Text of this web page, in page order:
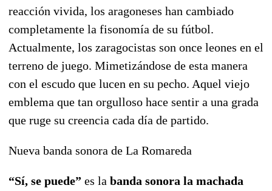
reacción vivida, los aragoneses han cambiado
completamente la fisonomía de su fútbol.
Actualmente, los zaragocistas son once leones en el
terreno de juego. Mimetizándose de esta manera
con el escudo que lucen en su pecho. Aquel viejo
emblema que tan orgulloso hace sentir a una grada
que ruge su creencia cada día de partido.
Nueva banda sonora de La Romareda
“Sí, se puede” es la banda sonora la machada